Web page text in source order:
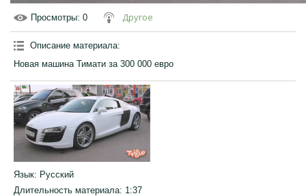
Просмотры: 0 Другое
Описание материала:
Новая машина Тимати за 300 000 евро
Язык: Русский
Длительность материала: 1:37